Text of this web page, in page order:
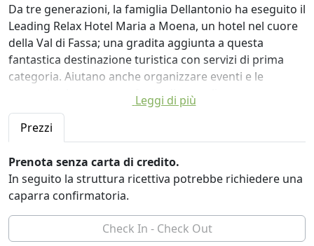
Da tre generazioni, la famiglia Dellantonio ha eseguito il
Leading Relax Hotel Maria a Moena, un hotel nel cuore
della Val di Fassa; una gradita aggiunta a questa
fantastica destinazione turistica con servizi di prima
categoria. Aiutano anche organizzare eventi e le
proposte che sono una fonte di orgoglio per un
particolare tipo di turismo, fatta di relazioni e legami
reali.
Le accoglienti camere e le suite del Leading Relax Hotel
Maria a Moena garantire il piacere di trascorrere
momenti di intimità e relax durante il vostro soggiorno.
Dotato dei più moderni comfort, ricordano lo stile di
montagna autentica e vi invitano a riscoprire il piacere
di dolci sogni.
Leggi di più
Prezzi
Prenota senza carta di credito.
In seguito la struttura ricettiva potrebbe richiedere una
caparra confirmatoria.